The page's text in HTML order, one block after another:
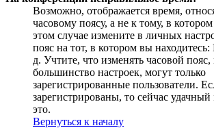
Возможно, отображается время,
часовому поясу, а не к тому, в
этом случае измените в личных
пояс на тот, в котором вы
д. Учтите, что изменять часовой пояс,
большинство настроек, могут только
зарегистрированные пользователи.
зарегистрированы, то сейчас удачный
это.
Вернуться к началу